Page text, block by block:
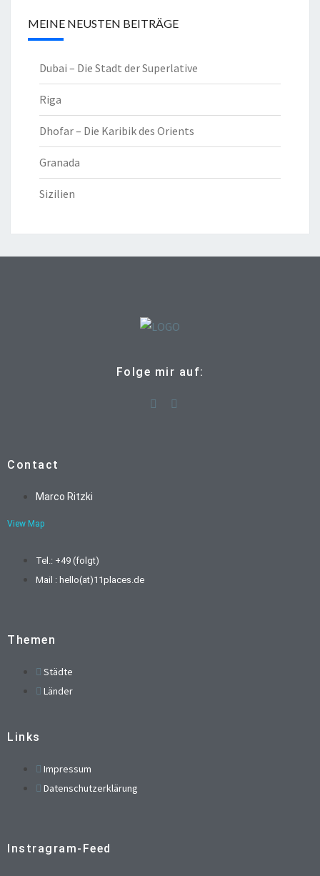
MEINE NEUSTEN BEITRÄGE
Dubai – Die Stadt der Superlative
Riga
Dhofar – Die Karibik des Orients
Granada
Sizilien
Folge mir auf:
Contact
Marco Ritzki
View Map
Tel.: +49 (folgt)
Mail : hello(at)11places.de
Themen
Städte
Länder
Links
Impressum
Datenschutzerklärung
Instragram-Feed